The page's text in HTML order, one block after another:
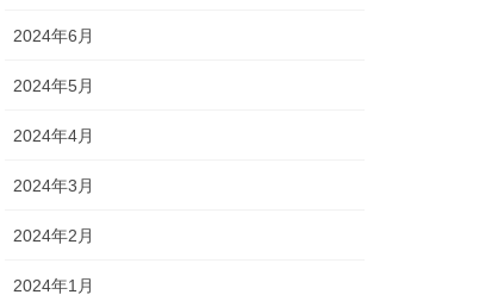
2024年6月
2024年5月
2024年4月
2024年3月
2024年2月
2024年1月